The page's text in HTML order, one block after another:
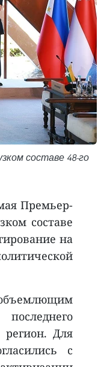
составе 48-го
Премьер-
составе
на
Для
с